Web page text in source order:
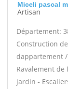
Miceli pascal
Artisan
Département:
Construction
dappartement
Ravalement de
jardin -